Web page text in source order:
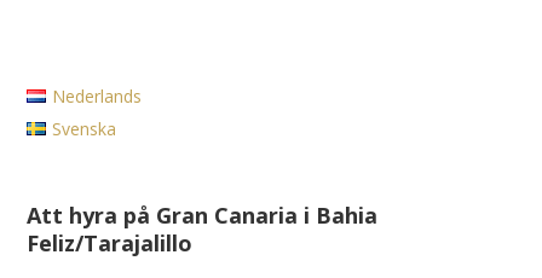
Nederlands
Svenska
Att hyra på Gran Canaria i Bahia
Feliz/Tarajalillo